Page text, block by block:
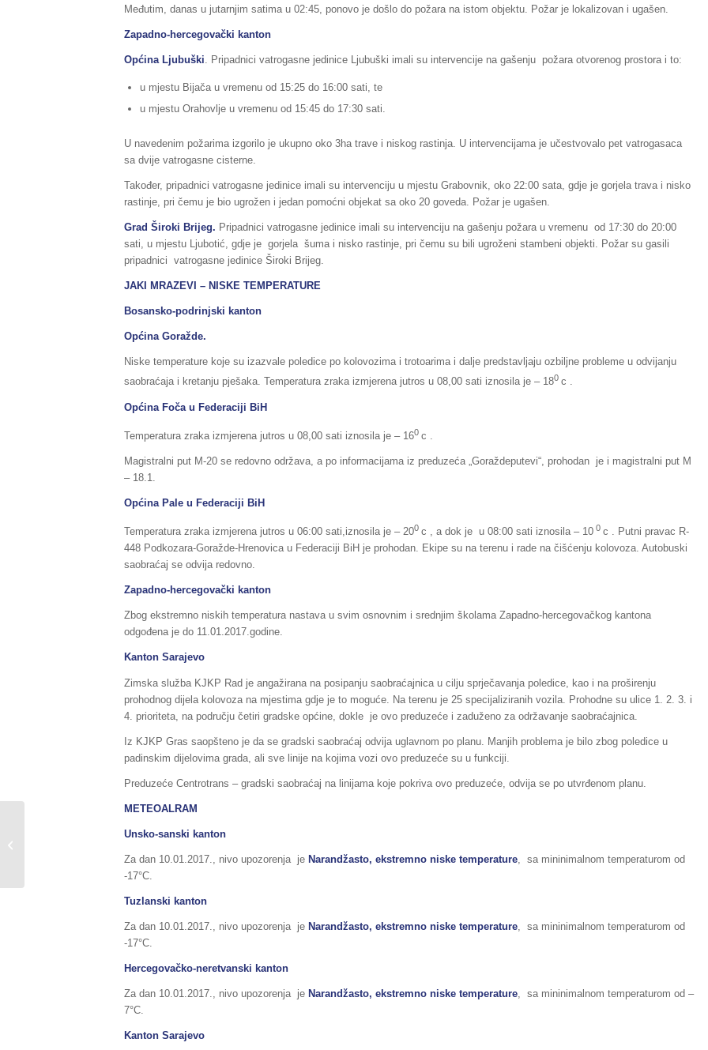
Međutim, danas u jutarnjim satima u 02:45, ponovo je došlo do požara na istom objektu. Požar je lokalizovan i ugašen.
Zapadno-hercegovački kanton
Općina Ljubuški . Pripadnici vatrogasne jedinice Ljubuški imali su intervencije na gašenju požara otvorenog prostora i to:
u mjestu Bijača u vremenu od 15:25 do 16:00 sati, te
u mjestu Orahovlje u vremenu od 15:45 do 17:30 sati.
U navedenim požarima izgorilo je ukupno oko 3ha trave i niskog rastinja. U intervencijama je učestvovalo pet vatrogasaca
sa dvije vatrogasne cisterne.
Također, pripadnici vatrogasne jedinice imali su intervenciju u mjestu Grabovnik, oko 22:00 sata, gdje je gorjela trava i nisko
rastinje, pri čemu je bio ugrožen i jedan pomoćni objekat sa oko 20 goveda. Požar je ugašen.
Grad Široki Brijeg. Pripadnici vatrogasne jedinice imali su intervenciju na gašenju požara u vremenu od 17:30 do 20:00
sati, u mjestu Ljubotić, gdje je gorjela šuma i nisko rastinje, pri čemu su bili ugroženi stambeni objekti. Požar su gasili
pripadnici vatrogasne jedinice Široki Brijeg.
JAKI MRAZEVI – NISKE TEMPERATURE
Bosansko-podrinjski kanton
Općina Goražde.
Niske temperature koje su izazvale poledice po kolovozima i trotoarima i dalje predstavljaju ozbiljne probleme u odvijanju
saobraćaja i kretanju pješaka. Temperatura zraka izmjerena jutros u 08,00 sati iznosila je – 180 c .
Općina Foča u Federaciji BiH
Temperatura zraka izmjerena jutros u 08,00 sati iznosila je – 160 c .
Magistralni put M-20 se redovno održava, a po informacijama iz preduzeća „Goraždeputevi“, prohodan je i magistralni put M
– 18.1.
Općina Pale u Federaciji BiH
Temperatura zraka izmjerena jutros u 06:00 sati,iznosila je – 200 c , a dok je u 08:00 sati iznosila – 10 0 c . Putni pravac R-
448 Podkozara-Goražde-Hrenovica u Federaciji BiH je prohodan. Ekipe su na terenu i rade na čišćenju kolovoza. Autobuski
saobraćaj se odvija redovno.
Zapadno-hercegovački kanton
Zbog ekstremno niskih temperatura nastava u svim osnovnim i srednjim školama Zapadno-hercegovačkog kantona
odgođena je do 11.01.2017.godine.
Kanton Sarajevo
Zimska služba KJKP Rad je angažirana na posipanju saobraćajnica u cilju sprječavanja poledice, kao i na proširenju
prohodnog dijela kolovoza na mjestima gdje je to moguće. Na terenu je 25 specijaliziranih vozila. Prohodne su ulice 1. 2. 3. i
4. prioriteta, na području četiri gradske općine, dokle je ovo preduzeće i zaduženo za održavanje saobraćajnica.
Iz KJKP Gras saopšteno je da se gradski saobraćaj odvija uglavnom po planu. Manjih problema je bilo zbog poledice u
padinskim dijelovima grada, ali sve linije na kojima vozi ovo preduzeće su u funkciji.
Preduzeće Centrotrans – gradski saobraćaj na linijama koje pokriva ovo preduzeće, odvija se po utvrđenom planu.
METEOALRAM
Unsko-sanski kanton
Za dan 10.01.2017., nivo upozorenja je Narandžasto, ekstremno niske temperature , sa mininimalnom temperaturom od
-17°C.
Tuzlanski kanton
Za dan 10.01.2017., nivo upozorenja je Narandžasto, ekstremno niske temperature , sa mininimalnom temperaturom od
-17°C.
Hercegovačko-neretvanski kanton
Za dan 10.01.2017., nivo upozorenja je Narandžasto, ekstremno niske temperature , sa mininimalnom temperaturom od –
7°C.
Kanton Sarajevo
Sažetak Redovnog izvještaja o stanju